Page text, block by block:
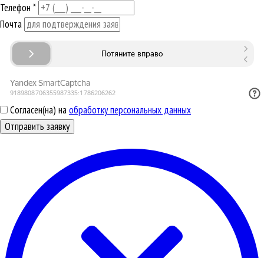
Телефон *
Почта
Согласен(на) наобработку персональных данных
Отправить заявку